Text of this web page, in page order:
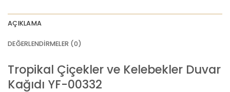
GÖRSEL LINKI
E-posta ile de gönderebilirsiniz:
AÇIKLAMA
DEĞERLENDIRMELER (0)
Tropikal Çiçekler ve Kelebekler Duvar
Kağıdı YF-00332